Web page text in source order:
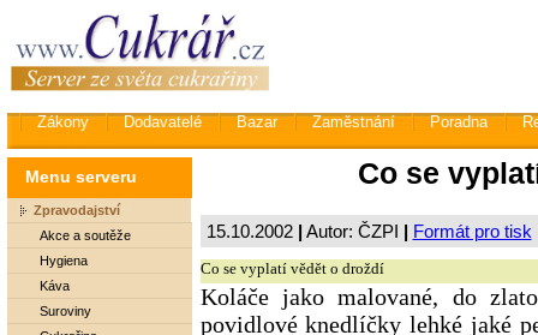
Zákony Dodavatelé Bazar Zaměstnání Poradna
Menu serveru
Zpravodajství
Akce a soutěže
Hygiena
Káva
Suroviny
Co se
15.10.2002 | Autor: ČZPI | Formát pro tisk
Co se vyplatí vědět o droždí
Koláče jako malované, do
povidlové knedlíčky lehké jaké